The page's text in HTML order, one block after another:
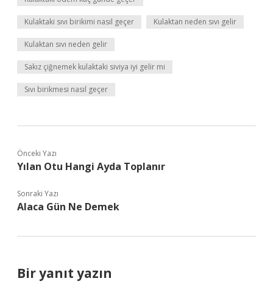
Kulaktaki sıvı birikimi nasıl geçer Kulaktan neden sıvı gelir
Kulaktan sıvı neden gelir
Sakız çiğnemek kulaktaki siviya iyi gelir mi
Sıvı birikmesi nasıl geçer
Önceki Yazı
Yılan Otu Hangi Ayda Toplanır
Sonraki Yazı
Alaca Gün Ne Demek
Bir yanıt yazın